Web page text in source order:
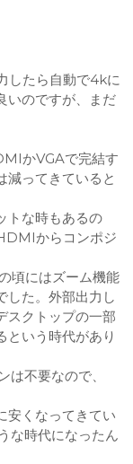
したら自動で4kに
いのですが、まだ
かVGAで完結す
減ってきていると
トな時もあるの
からコンポジ
頃にはズーム機能
した。外部出力し
スクトップの一部
という時代があり
不要なので、
安くなってきてい
な時代になったん